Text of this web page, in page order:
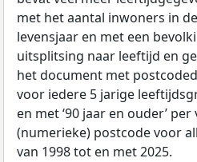
met het aantal inwoners in
levensjaar en met een
uitsplitsing naar leeftijd en
het document met
voor iedere 5 jarige
en met ‘90 jaar en ouder’
(numerieke) postcode voor
van 1998 tot en met 2025.